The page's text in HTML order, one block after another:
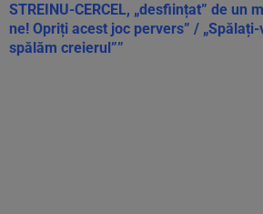
STREINU-CERCEL, „desființat” de un
ne! Opriți acest joc pervers” /
spălăm creierul””